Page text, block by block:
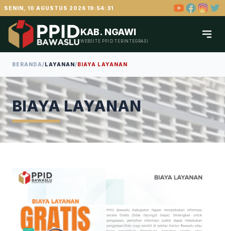
SENIN, 10 AGUSTUS 2026 19:54:31
KAB. NGAWI
WEBSITE PPID TERINTEGRASI
BERANDA/LAYANAN/BIAYA LAYANAN
BIAYA LAYANAN